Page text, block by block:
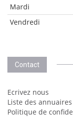
Mardi
Vendredi
Contact
Ecrivez nous
Liste des annuaires
Politique de